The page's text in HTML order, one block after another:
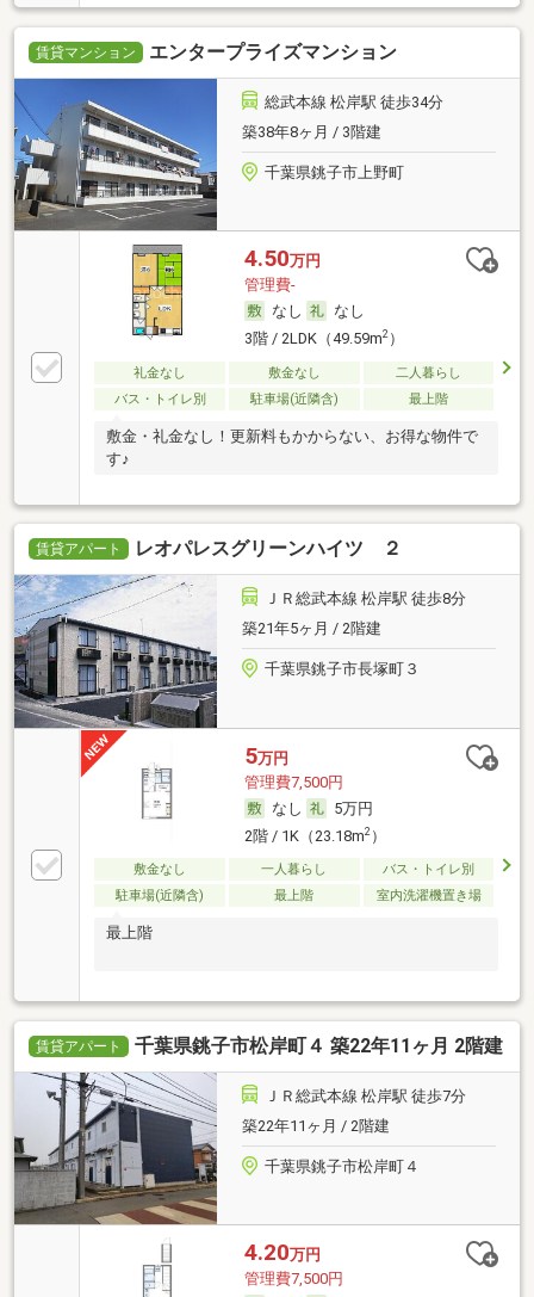
賃貸マンション エンタープライズマンション
総武本線 松岸駅 徒歩34分
築38年8ヶ月 / 3階建
千葉県銚子市上野町
4.50万円
管理費-
なし
なし
3階 / 2LDK（49.59m2）
礼金なし 敷金なし
二人暮らし
バス・トイレ別
駐車場(近隣含) 最上階
敷金・礼金なし！更新料もかからない、お得な物件で
す♪
賃貸アパート レオパレスグリーンハイツ ２
ＪＲ総武本線 松岸駅 徒歩8分
築21年5ヶ月 / 2階建
千葉県銚子市長塚町３
5万円
管理費7,500円
なし
5万円
2階 / 1K（23.18m2）
敷金なし 一人暮らし
バス・トイレ別
駐車場(近隣含)
最上階 室内洗濯機置き場
最上階
賃貸アパート 千葉県銚子市松岸町４ 築22年11ヶ月 2階建
ＪＲ総武本線 松岸駅 徒歩7分
築22年11ヶ月 / 2階建
千葉県銚子市松岸町４
4.20万円
管理費7,500円